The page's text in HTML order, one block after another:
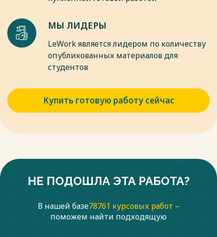
специфические культурные коннотации, определяющие его
место в детской картине мира.
Весь текст будет доступен после покупки
МЫ ЛИДЕРЫ
LeWork является лидером по количеству
опубликованных материалов для
студентов
Купить готовую работу сейчас
НЕ ПОДОШЛА ЭТА РАБОТА?
В нашей базе78761 курсовых работ –
поможем найти подходящую